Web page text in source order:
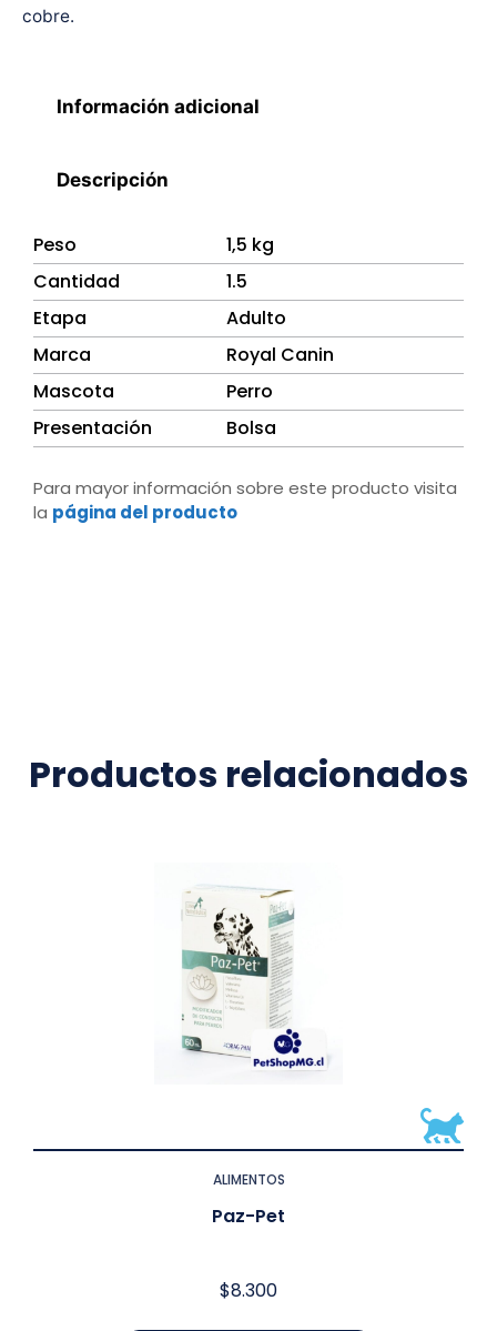
cobre.
Información adicional
Descripción
Peso
1,5 kg
Cantidad
1.5
Etapa
Adulto
Marca
Royal Canin
Mascota
Perro
Presentación
Bolsa
Para mayor información sobre este producto visita
la página del producto
Productos relacionados
ALIMENTOS
Paz-Pet
$8.300